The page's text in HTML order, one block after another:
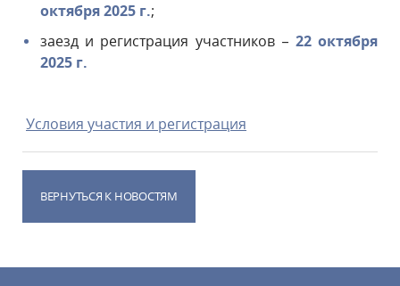
октября 2025 г.;
заезд и регистрация участников – 22 октября
2025 г.
Условия участия и регистрация
ВЕРНУТЬСЯ К НОВОСТЯМ